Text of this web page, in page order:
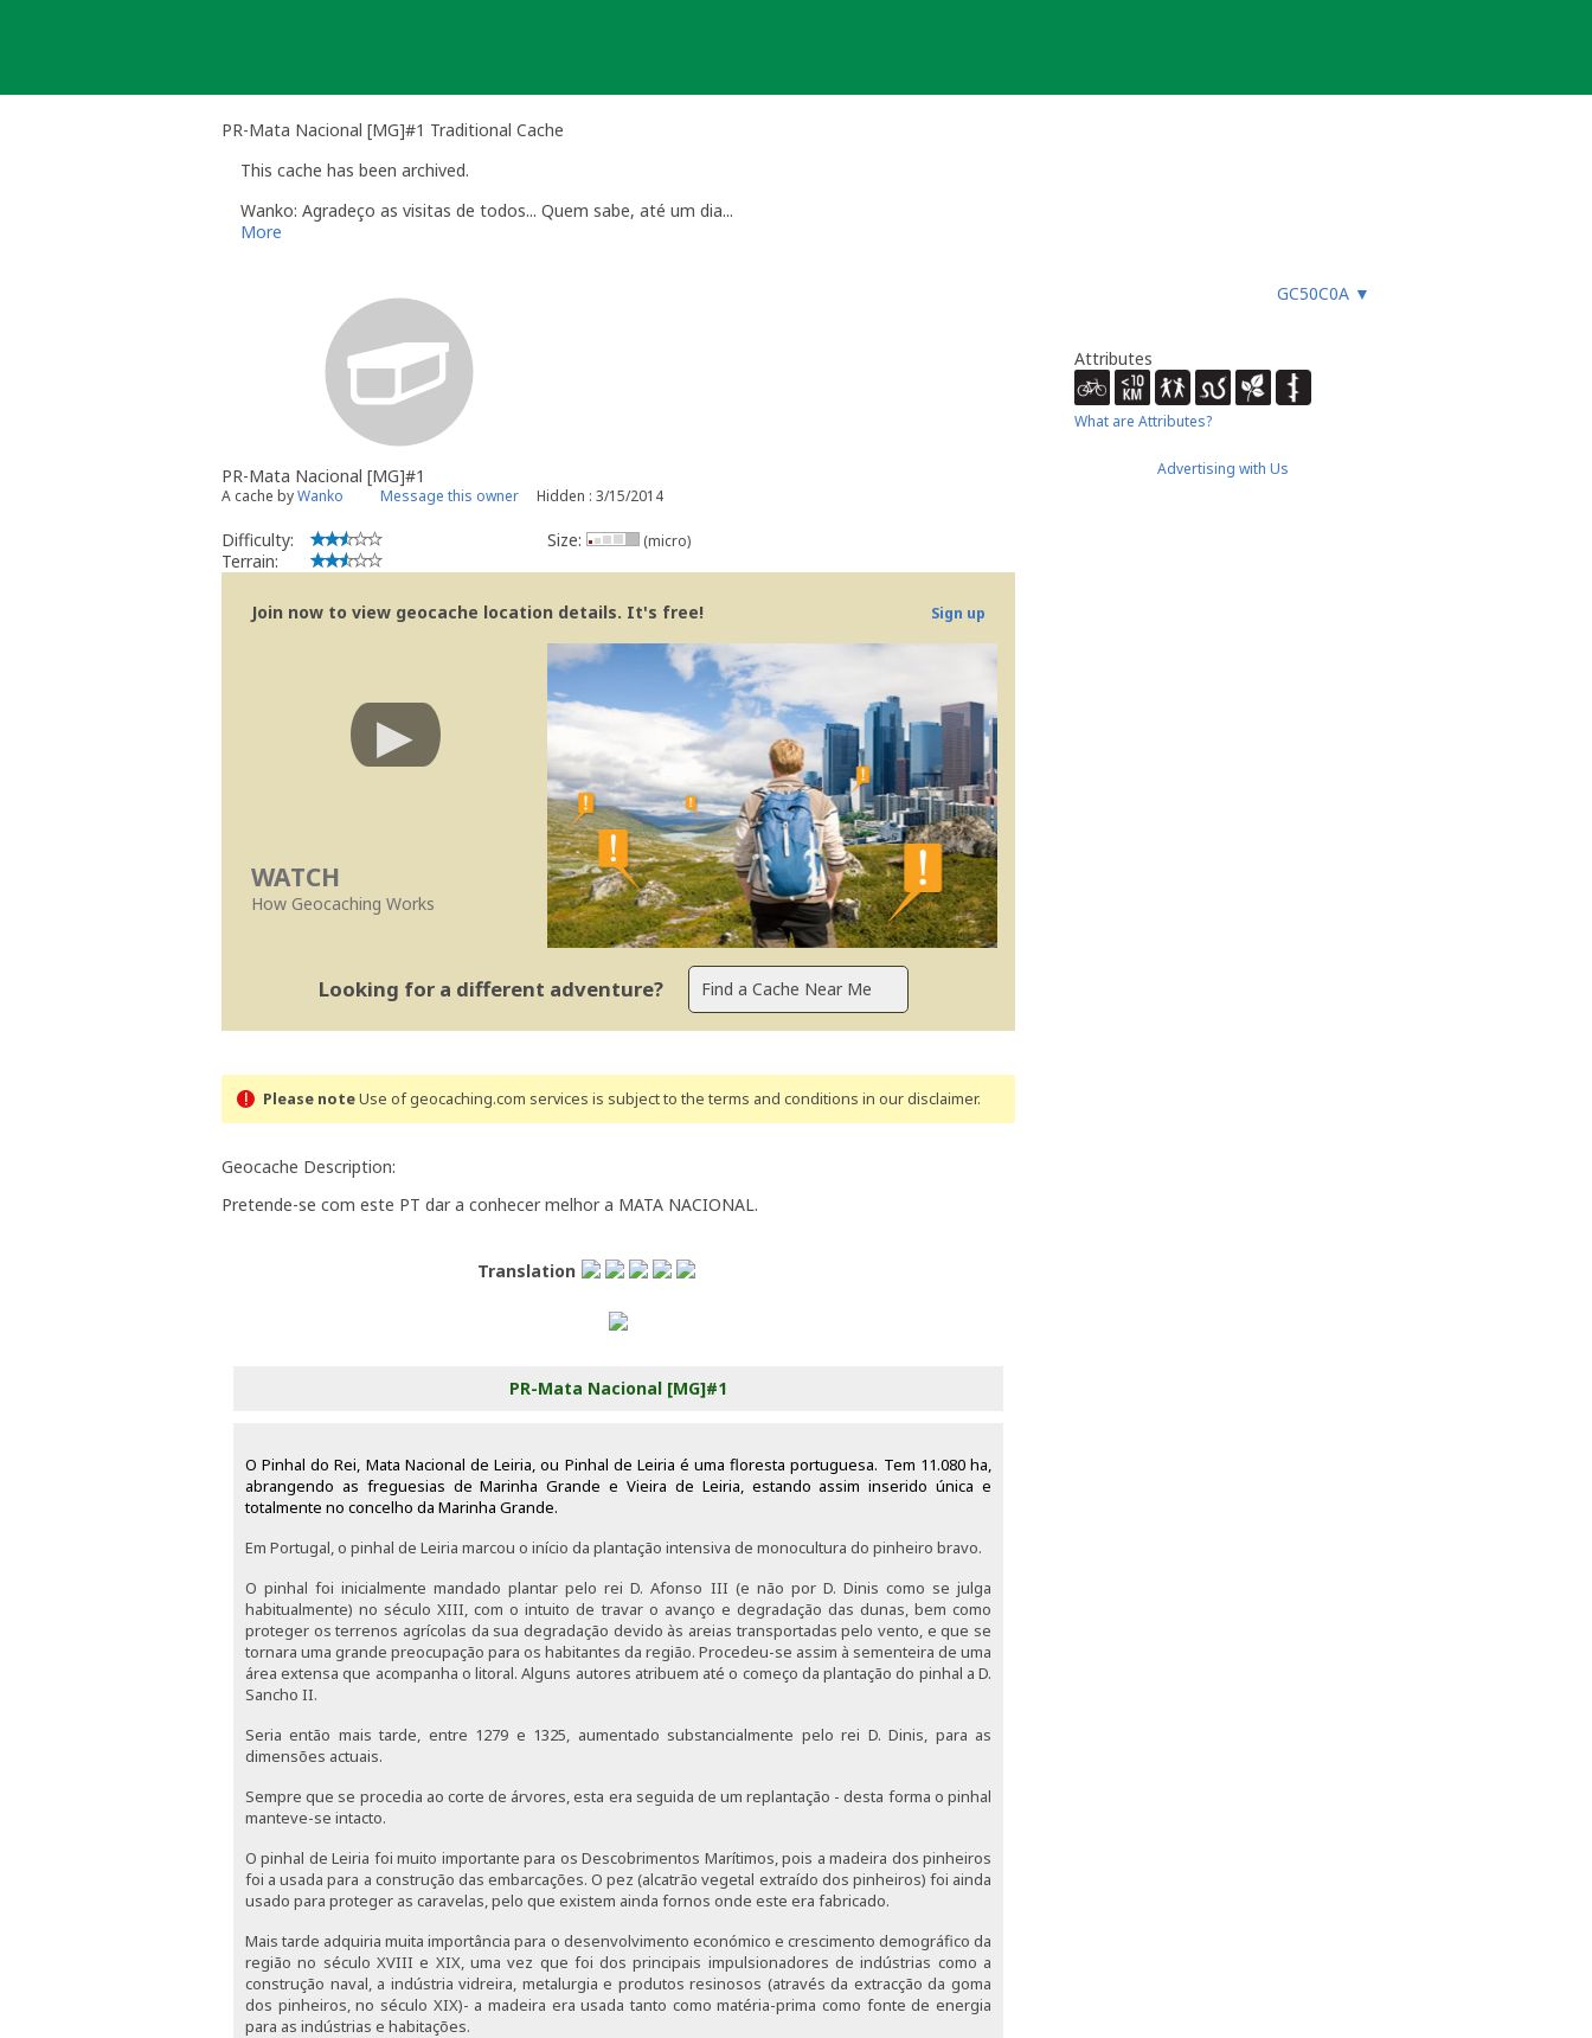
PR-Mata Nacional [MG]#1 Traditional Cache
This cache has been archived.
Wanko: Agradeço as visitas de todos... Quem sabe, até um dia...
More
GC50C0A ▼
PR-Mata Nacional [MG]#1
A cache byWanko Message this owner Hidden : 3/15/2014
Difficulty:
Terrain:
Size: (micro)
Join now to view geocache location details. It's free! Sign up
WATCH
How Geocaching Works
Looking for a different adventure?
Please noteUse of geocaching.com services is subject to the terms and conditions in our disclaimer.
Geocache Description:
Pretende-se com este PT dar a conhecer melhor a MATA NACIONAL.
Translation
PR-Mata Nacional [MG]#1
O Pinhal do Rei, Mata Nacional de Leiria, ou Pinhal de Leiria é uma floresta portuguesa. Tem 11.080 ha,
abrangendo as freguesias de Marinha Grande e Vieira de Leiria, estando assim inserido única e
totalmente no concelho da Marinha Grande.
Em Portugal, o pinhal de Leiria marcou o início da plantação intensiva de monocultura do pinheiro bravo.
O pinhal foi inicialmente mandado plantar pelo rei D. Afonso III (e não por D. Dinis como se julga
habitualmente) no século XIII, com o intuito de travar o avanço e degradação das dunas, bem como
proteger os terrenos agrícolas da sua degradação devido às areias transportadas pelo vento, e que se
tornara uma grande preocupação para os habitantes da região. Procedeu-se assim à sementeira de uma
área extensa que acompanha o litoral. Alguns autores atribuem até o começo da plantação do pinhal a D.
Sancho II.
Seria então mais tarde, entre 1279 e 1325, aumentado substancialmente pelo rei D. Dinis, para as
dimensões actuais.
Sempre que se procedia ao corte de árvores, esta era seguida de um replantação - desta forma o pinhal
manteve-se intacto.
O pinhal de Leiria foi muito importante para os Descobrimentos Marítimos, pois a madeira dos pinheiros
foi a usada para a construção das embarcações. O pez (alcatrão vegetal extraído dos pinheiros) foi ainda
usado para proteger as caravelas, pelo que existem ainda fornos onde este era fabricado.
Mais tarde adquiria muita importância para o desenvolvimento económico e crescimento demográfico da
região no século XVIII e XIX, uma vez que foi dos principais impulsionadores de indústrias como a
construção naval, a indústria vidreira, metalurgia e produtos resinosos (através da extracção da goma
dos pinheiros, no século XIX)- a madeira era usada tanto como matéria-prima como fonte de energia
para as indústrias e habitações.
Attributes
What are Attributes?
Advertising with Us